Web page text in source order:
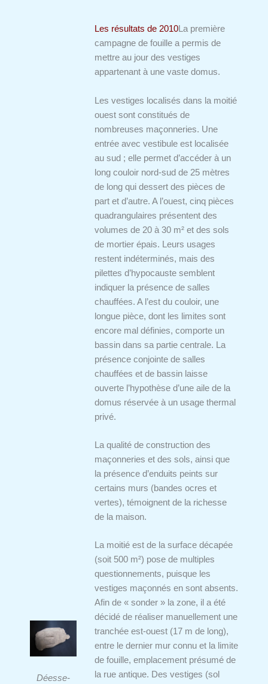
Déesse-
Les résultats de 2010La première
campagne de fouille a permis de
mettre au jour des vestiges
appartenant à une vaste domus.
Les vestiges localisés dans la moitié
ouest sont constitués de
nombreuses maçonneries. Une
entrée avec vestibule est localisée
au sud ; elle permet d’accéder à un
long couloir nord-sud de 25 mètres
de long qui dessert des pièces de
part et d’autre. A l’ouest, cinq pièces
quadrangulaires présentent des
volumes de 20 à 30 m² et des sols
de mortier épais. Leurs usages
restent indéterminés, mais des
pilettes d’hypocauste semblent
indiquer la présence de salles
chauffées. A l’est du couloir, une
longue pièce, dont les limites sont
encore mal définies, comporte un
bassin dans sa partie centrale. La
présence conjointe de salles
chauffées et de bassin laisse
ouverte l’hypothèse d’une aile de la
domus réservée à un usage thermal
privé.
La qualité de construction des
maçonneries et des sols, ainsi que
la présence d’enduits peints sur
certains murs (bandes ocres et
vertes), témoignent de la richesse
de la maison.
La moitié est de la surface décapée
(soit 500 m²) pose de multiples
questionnements, puisque les
vestiges maçonnés en sont absents.
Afin de « sonder » la zone, il a été
décidé de réaliser manuellement une
tranchée est-ouest (17 m de long),
entre le dernier mur connu et la limite
de fouille, emplacement présumé de
la rue antique. Des vestiges (sol